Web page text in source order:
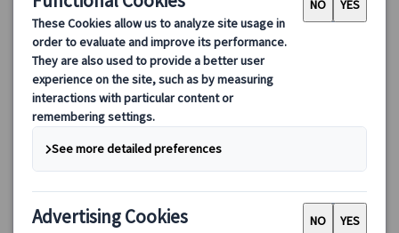
ランドクルーズ｜ポルトガルハイライトとサンティアゴ・デ・
コンポステーラ 7日間（リスボン発着）
周遊ツアー！リスボン、ポルト、ナザレ、サンティアゴ・デ・コ
1061.00 EUR
詳細を見る